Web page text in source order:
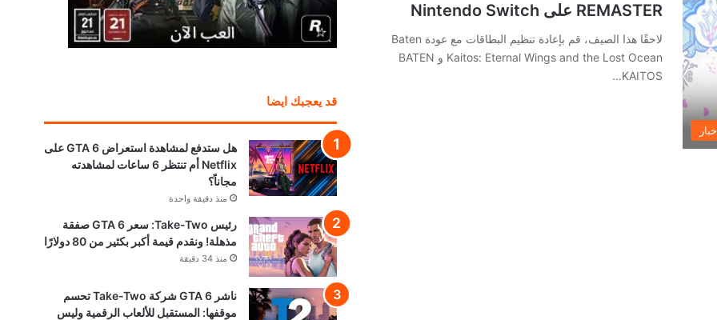
REMASTER على Nintendo Switch
لاحقًا هذا الصيف، قم بإعادة تنظيم البطاقات مع عودة Baten
Kaitos: Eternal Wings and the Lost Ocean و BATEN
KAITOS…
قد يعجبك ايضا
هل ستدفع لمشاهدة استعراض GTA 6 على
Netflix أم تنتظر 6 ساعات لمشاهدته
مجاناً؟
منذ دقيقة واحدة
رئيس Take-Two: سعر GTA 6 صفقة
مذهلة! ونقدم قيمة أكبر بكثير من 80 دولارًا
منذ 34 دقيقة
ناشر GTA 6 شركة Take-Two تحسم
موقفها: المستقبل للألعاب الرقمية وليس